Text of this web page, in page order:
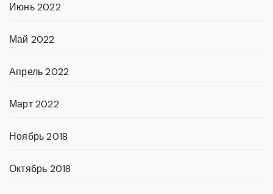
Июнь 2022
Май 2022
Апрель 2022
Март 2022
Ноябрь 2018
Октябрь 2018